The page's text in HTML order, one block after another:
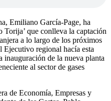
Emiliano García-Page, ha
que conlleva la captación
a lo largo de los próximos
Ejecutivo regional hacía esta
inauguración de la nueva planta
al sector de gases
de Economía, Empresas y